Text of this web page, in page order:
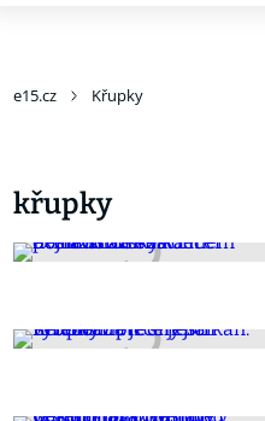
e15.cz Křupky
křupky